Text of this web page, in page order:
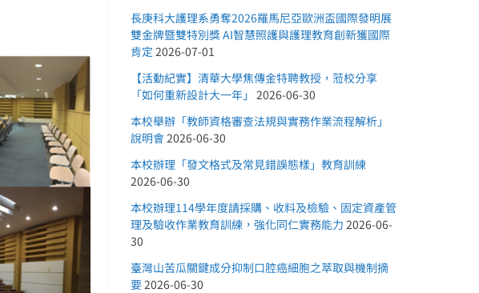
長庚科大護理系勇奪2026羅馬尼亞歐洲盃國際發明展
雙金牌暨雙特別獎 AI智慧照護與護理教育創新獲國際
肯定 2026-07-01
【活動紀實】清華大學焦傳金特聘教授，蒞校分享
「如何重新設計大一年」 2026-06-30
本校舉辦「教師資格審查法規與實務作業流程解析」
說明會2026-06-30
本校辦理「發文格式及常見錯誤態樣」教育訓練
2026-06-30
本校辦理114學年度請採購、收料及檢驗、固定資產管
理及驗收作業教育訓練，強化同仁實務能力 2026-06-
30
臺灣山苦瓜關鍵成分抑制口腔癌細胞之萃取與機制摘
要2026-06-30